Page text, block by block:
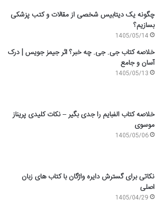
چگونه یک دیتابیس شخصی از مقالات و کتب پزشکی
بسازیم؟
1405/05/14
خلاصه کتاب جی. جی. چه خبر؟ اثر جیمز جویس | درک
آسان و جامع
1405/05/13
خلاصه کتاب الفبایم را جدی بگیر – نکات کلیدی پریناز
موسوی
1405/05/06
نکاتی برای گسترش دایره واژگان با کتاب های زبان
اصلی
1405/04/29